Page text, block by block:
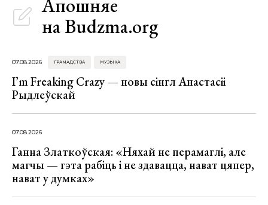
Апошняе
на Budzma.org
07.08.2026 ГРАМАДСТВА МУЗЫКА
I’m Freaking Crazy — новы сінгл Анастасіі
Рыдлеўскай
07.08.2026
Ганна Златкоўская: «Няхай не перамаглі, але
магчы — гэта рабіць і не здавацца, нават цяпер,
нават у думках»